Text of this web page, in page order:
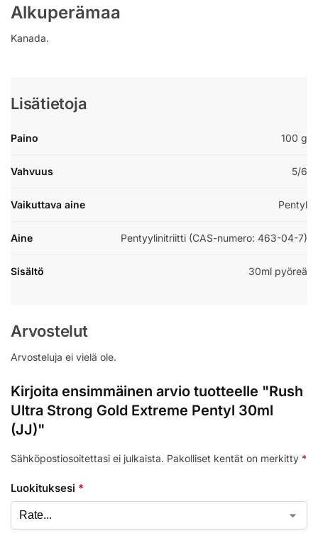
Alkuperämaa
Kanada.
Lisätietoja
Paino 100 g
Vahvuus 5/6
Vaikuttava aine Pentyl
Aine Pentyylinitriitti (CAS-numero: 463-04-7)
Sisältö 30ml pyöreä
Arvostelut
Arvosteluja ei vielä ole.
Kirjoita ensimmäinen arvio tuotteelle "Rush
Ultra Strong Gold Extreme Pentyl 30ml
(JJ)"
Sähköpostiosoitettasi ei julkaista. Pakolliset kentät on merkitty *
Luokituksesi *